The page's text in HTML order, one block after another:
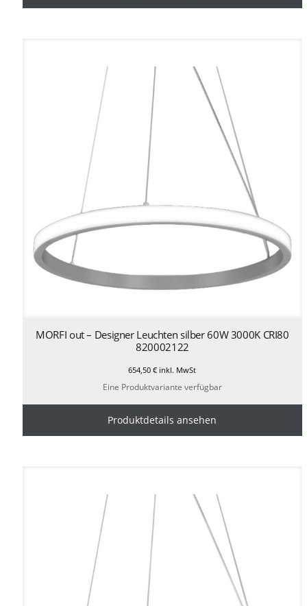
MORFI out – Designer Leuchten silber 60W 3000K CRI80
820002122
654,50€ inkl. MwSt
Eine Produktvariante verfügbar
Produktdetails ansehen